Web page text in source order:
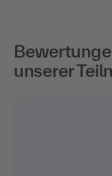
unserer